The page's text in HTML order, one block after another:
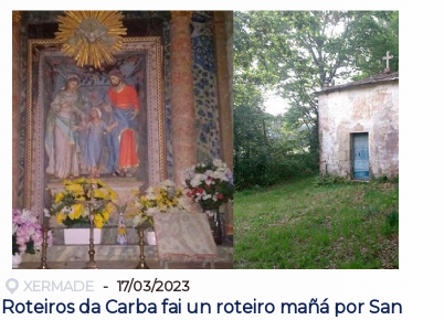
XERMADE 17/03/2023
Roteiros da Carba fai un roteiro mañá por San